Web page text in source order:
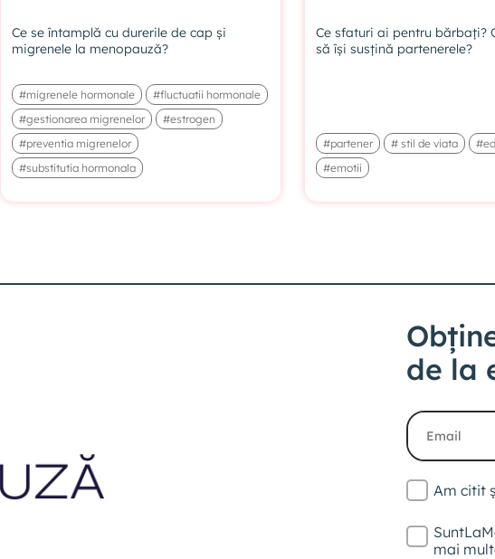
Ce se întamplă cu durerile de cap și
migrenele la menopauză?
#migrenele hormonale
#fluctuatii hormonale
#gestionarea migrenelor
#estrogen
#preventia migrenelor
#substitutia hormonala
Ce sfaturi ai pentru bărbați?
să își susțină partenerele?
#partener # stil de viata
#emotii
de la
Am citit
mai